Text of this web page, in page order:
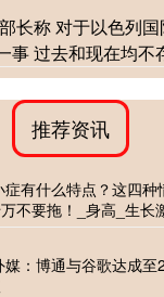
长称 对于以色列
事 过去和现在均不
推荐资讯
有什么特点？这四种
不要拖！_身高_生长
媒：博通与谷歌达成